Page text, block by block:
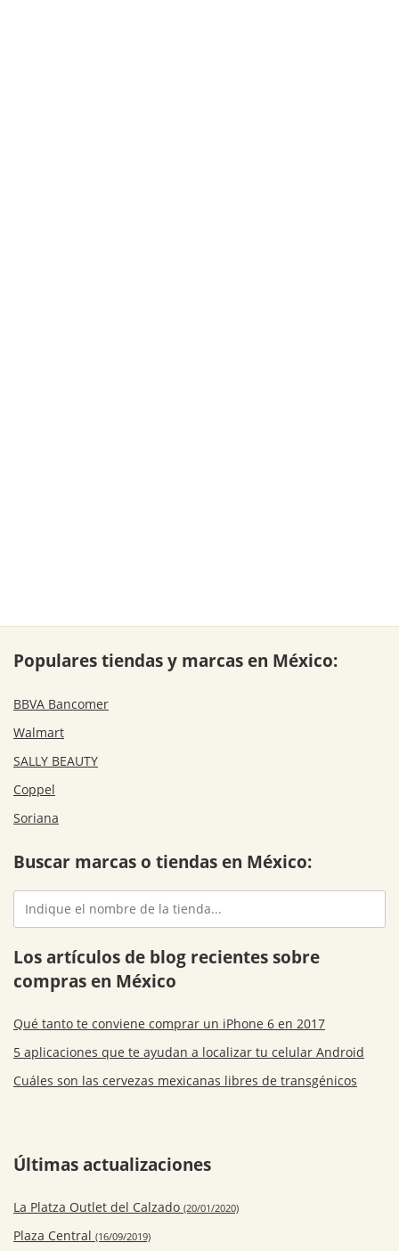
Populares tiendas y marcas en México:
BBVA Bancomer
Walmart
SALLY BEAUTY
Coppel
Soriana
Buscar marcas o tiendas en México:
Los artículos de blog recientes sobre
compras en México
Qué tanto te conviene comprar un iPhone 6 en 2017
5 aplicaciones que te ayudan a localizar tu celular Android
Cuáles son las cervezas mexicanas libres de transgénicos
Últimas actualizaciones
La Platza Outlet del Calzado (20/01/2020)
Plaza Central (16/09/2019)